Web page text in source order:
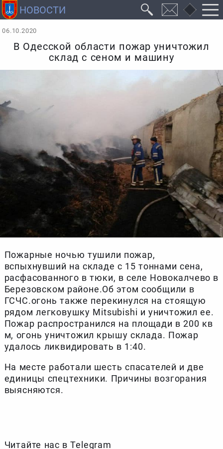
06.10.2020
В Одесской области пожар уничтожил
склад с сеном и машину
Пожарные ночью тушили пожар,
вспыхнувший на складе с 15 тоннами сена,
расфасованного в тюки, в селе Новокалчево в
Березовском районе.Об этом сообщили в
ГСЧС.огонь также перекинулся на стоящую
рядом легковушку Mitsubishi и уничтожил ее.
Пожар распространился на площади в 200 кв
м, огонь уничтожил крышу склада. Пожар
удалось ликвидировать в 1:40.
На месте работали шесть спасателей и две
единицы спецтехники. Причины возгорания
выясняются.
Читайте нас в Telegram